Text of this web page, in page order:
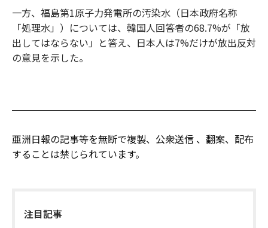
一方、福島第1原子力発電所の汚染水（日本政府名称
「処理水」）については、韓国人回答者の68.7%が「放
出してはならない」と答え、日本人は7%だけが放出反対
の意見を示した。
亜洲日報の記事等を無断で複製、公衆送信 、翻案、配布
することは禁じられています。
注目記事